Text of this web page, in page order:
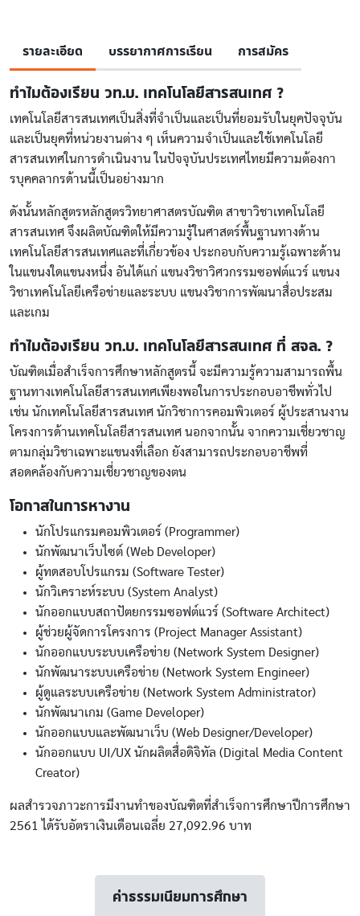
รายละเอียด บรรยากาศการเรียน การสมัคร
ทำไมต้องเรียน วท.บ. เทคโนโลยีสารสนเทศ ?
เทคโนโลยีสารสนเทศเป็นสิ่งที่จำเป็นและเป็นที่ยอมรับในยุคปัจจุบัน
และเป็นยุคที่หน่วยงานต่าง ๆ เห็นความจำเป็นและใช้เทคโนโลยี
สารสนเทศในการดำเนินงาน ในปัจจุบันประเทศไทยมีความต้องกา
รบุคคลากรด้านนี้เป็นอย่างมาก
ดังนั้นหลักสูตรหลักสูตรวิทยาศาสตรบัณฑิต สาขาวิชาเทคโนโลยี
สารสนเทศ จึงผลิตบัณฑิตให้มีความรู้ในศาสตร์พื้นฐานทางด้าน
เทคโนโลยีสารสนเทศและที่เกี่ยวข้อง ประกอบกับความรู้เฉพาะด้าน
ในแขนงใดแขนงหนึ่ง อันได้แก่ แขนงวิชาวิศวกรรมซอฟต์แวร์ แขนง
วิชาเทคโนโลยีเครือข่ายและระบบ แขนงวิชาการพัฒนาสื่อประสม
และเกม
ทำไมต้องเรียน วท.บ. เทคโนโลยีสารสนเทศ ที่ สจล. ?
บัณฑิตเมื่อสำเร็จการศึกษาหลักสูตรนี้ จะมีความรู้ความสามารถพื้น
ฐานทางเทคโนโลยีสารสนเทศเพียงพอในการประกอบอาชีพทั่วไป
เช่น นักเทคโนโลยีสารสนเทศ นักวิชาการคอมพิวเตอร์ ผู้ประสานงาน
โครงการด้านเทคโนโลยีสารสนเทศ นอกจากนั้น จากความเชี่ยวชาญ
ตามกลุ่มวิชาเฉพาะแขนงที่เลือก ยังสามารถประกอบอาชีพที่
สอดคล้องกับความเชี่ยวชาญของตน
โอกาสในการหางาน
นักโปรแกรมคอมพิวเตอร์ (Programmer)
นักพัฒนาเว็บไซต์ (Web Developer)
ผู้ทดสอบโปรแกรม (Software Tester)
นักวิเคราะห์ระบบ (System Analyst)
นักออกแบบสถาปัตยกรรมซอฟต์แวร์ (Software Architect)
ผู้ช่วยผู้จัดการโครงการ (Project Manager Assistant)
นักออกแบบระบบเครือข่าย (Network System Designer)
นักพัฒนาระบบเครือข่าย (Network System Engineer)
ผู้ดูแลระบบเครือข่าย (Network System Administrator)
นักพัฒนาเกม (Game Developer)
นักออกแบบและพัฒนาเว็บ (Web Designer/Developer)
นักออกแบบ UI/UX นักผลิตสื่อดิจิทัล (Digital Media Content
Creator)
ผลสำรวจภาวะการมีงานทำของบัณฑิตที่สำเร็จการศึกษาปีการศึกษา
2561 ได้รับอัตราเงินเดือนเฉลี่ย 27,092.96 บาท
ค่าธรรมเนียมการศึกษา